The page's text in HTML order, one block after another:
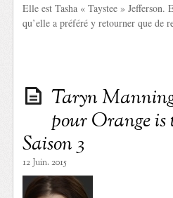
Elle est Tasha « Taystee »
qu’elle a préféré y retourner que de
Taryn
pour Orange
Saison 3
12 Juin. 2015